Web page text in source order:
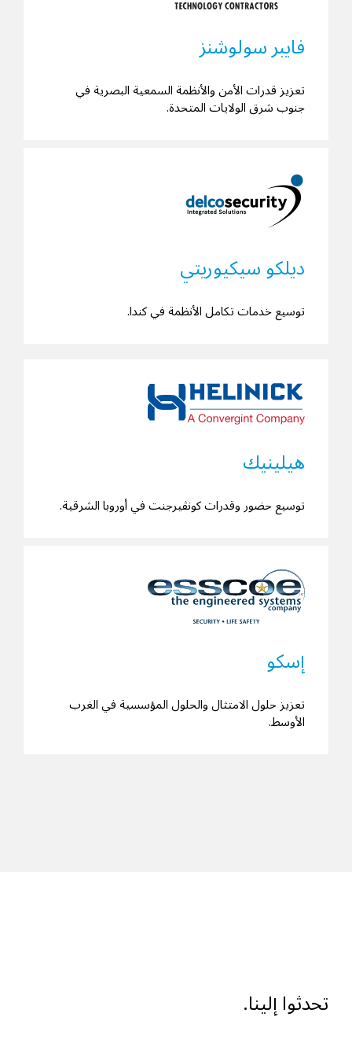
فايبر سولوشنز
تعزيز قدرات الأمن والأنظمة السمعية البصرية في
جنوب شرق الولايات المتحدة.
ديلكو سيكيوريتي
توسيع خدمات تكامل الأنظمة في كندا.
هيلينيك
توسيع حضور وقدرات كونڤيرجنت في أوروبا الشرقية.
إسكو
تعزيز حلول الامتثال والحلول المؤسسية في الغرب
الأوسط.
تحدثوا إلينا.